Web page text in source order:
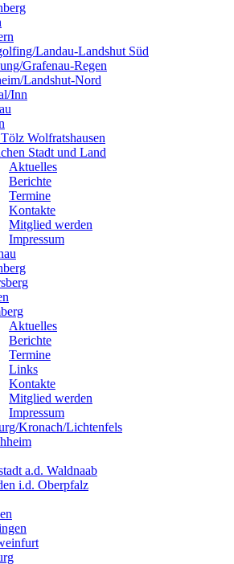
Landau-Landshut Süd
Grafenau-Regen
Landshut-Nord
Inn
Wolfratshausen
Stadt und Land
Aktuelles
Berichte
Termine
Kontakte
Mitglied werden
Impressum
Aktuelles
Berichte
Termine
Links
Kontakte
Mitglied werden
Impressum
Kronach/Lichtenfels
a.d. Waldnaab
i.d. Oberpfalz